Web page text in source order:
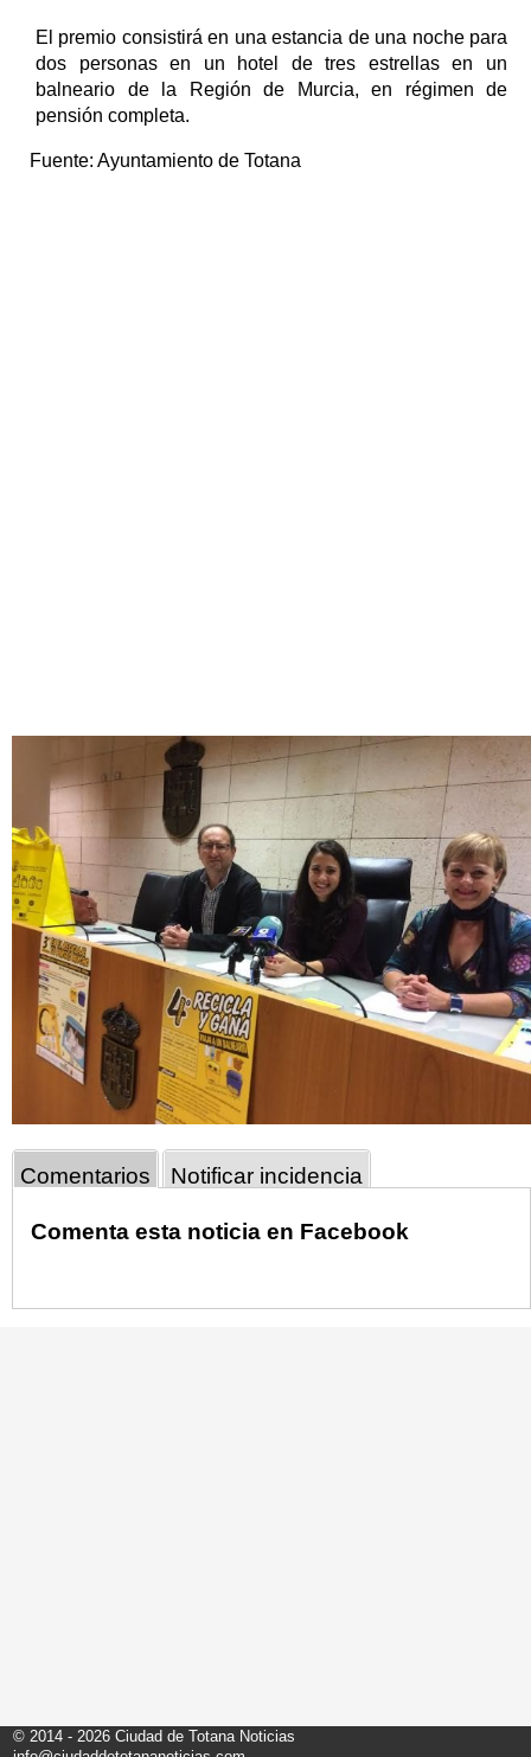
El premio consistirá en una estancia de una noche para
dos personas en un hotel de tres estrellas en un
balneario de la Región de Murcia, en régimen de
pensión completa.
Fuente: Ayuntamiento de Totana
Comentarios Notificar incidencia
Comenta esta noticia en Facebook
© 2014 - 2026 Ciudad de Totana Noticias